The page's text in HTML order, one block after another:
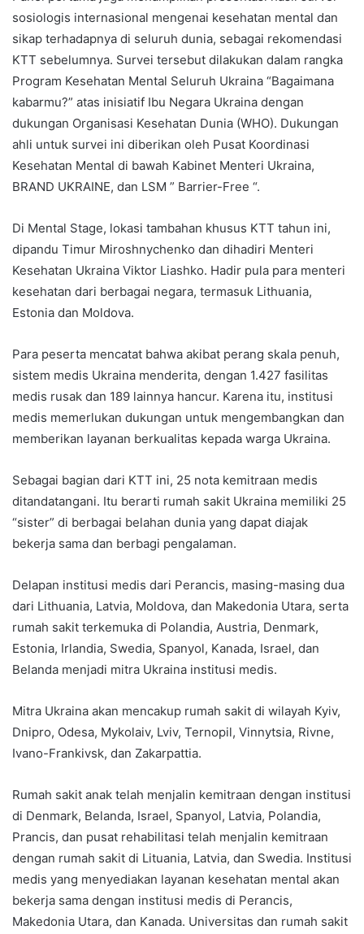
sosiologis internasional mengenai kesehatan mental dan
sikap terhadapnya di seluruh dunia, sebagai rekomendasi
KTT sebelumnya. Survei tersebut dilakukan dalam rangka
Program Kesehatan Mental Seluruh Ukraina “Bagaimana
kabarmu?” atas inisiatif Ibu Negara Ukraina dengan
dukungan Organisasi Kesehatan Dunia (WHO). Dukungan
ahli untuk survei ini diberikan oleh Pusat Koordinasi
Kesehatan Mental di bawah Kabinet Menteri Ukraina,
BRAND UKRAINE, dan LSM ” Barrier-Free “.
Di Mental Stage, lokasi tambahan khusus KTT tahun ini,
dipandu Timur Miroshnychenko dan dihadiri Menteri
Kesehatan Ukraina Viktor Liashko. Hadir pula para menteri
kesehatan dari berbagai negara, termasuk Lithuania,
Estonia dan Moldova.
Para peserta mencatat bahwa akibat perang skala penuh,
sistem medis Ukraina menderita, dengan 1.427 fasilitas
medis rusak dan 189 lainnya hancur. Karena itu, institusi
medis memerlukan dukungan untuk mengembangkan dan
memberikan layanan berkualitas kepada warga Ukraina.
Sebagai bagian dari KTT ini, 25 nota kemitraan medis
ditandatangani. Itu berarti rumah sakit Ukraina memiliki 25
“sister” di berbagai belahan dunia yang dapat diajak
bekerja sama dan berbagi pengalaman.
Delapan institusi medis dari Perancis, masing-masing dua
dari Lithuania, Latvia, Moldova, dan Makedonia Utara, serta
rumah sakit terkemuka di Polandia, Austria, Denmark,
Estonia, Irlandia, Swedia, Spanyol, Kanada, Israel, dan
Belanda menjadi mitra Ukraina institusi medis.
Mitra Ukraina akan mencakup rumah sakit di wilayah Kyiv,
Dnipro, Odesa, Mykolaiv, Lviv, Ternopil, Vinnytsia, Rivne,
Ivano-Frankivsk, dan Zakarpattia.
Rumah sakit anak telah menjalin kemitraan dengan institusi
di Denmark, Belanda, Israel, Spanyol, Latvia, Polandia,
Prancis, dan pusat rehabilitasi telah menjalin kemitraan
dengan rumah sakit di Lituania, Latvia, dan Swedia. Institusi
medis yang menyediakan layanan kesehatan mental akan
bekerja sama dengan institusi medis di Perancis,
Makedonia Utara, dan Kanada. Universitas dan rumah sakit